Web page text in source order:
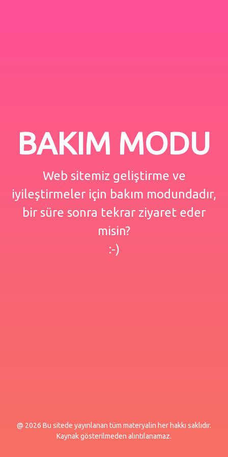
BAKIM MODU
Web sitemiz geliştirme ve
iyileştirmeler için bakım modundadır,
bir süre sonra tekrar ziyaret eder
misin?
:-)
@ 2026 Bu sitede yayınlanan tüm materyalin her hakkı saklıdır.
Kaynak gösterilmeden alıntılanamaz.